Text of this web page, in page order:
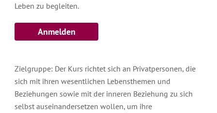
Leben zu begleiten.
Anmelden
Zielgruppe: Der Kurs richtet sich an Privatpersonen, die
sich mit ihren wesentlichen Lebensthemen und
Beziehungen sowie mit der inneren Beziehung zu sich
selbst auseinandersetzen wollen, um ihre